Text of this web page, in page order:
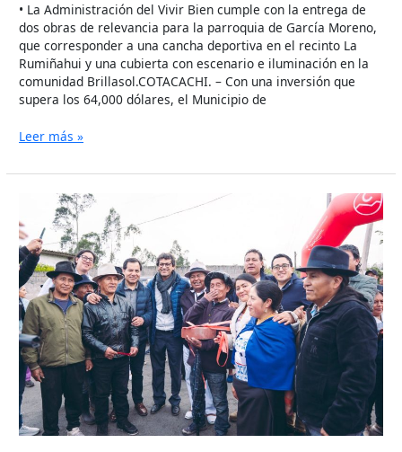
• La Administración del Vivir Bien cumple con la entrega de
dos obras de relevancia para la parroquia de García Moreno,
que corresponder a una cancha deportiva en el recinto La
Rumiñahui y una cubierta con escenario e iluminación en la
comunidad Brillasol.COTACACHI. – Con una inversión que
supera los 64,000 dólares, el Municipio de
Leer más »
LA
CONSTRUCCIÓN
DEL
ANILLO
VIAL
EN
CHILCAPAMBA